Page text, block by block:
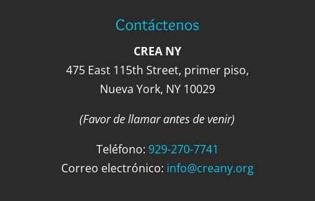
Contáctenos
CREA NY
475 East 115th Street, primer piso,
Nueva York, NY 10029
(Favor de llamar antes de venir)
Teléfono: 929-270-7741
Correo electrónico: info@creany.org